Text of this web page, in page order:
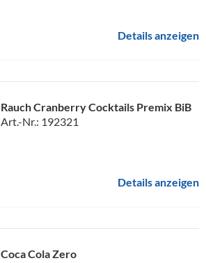
Details anzeigen
Rauch Cranberry Cocktails Premix BiB
Art.-Nr.: 192321
Details anzeigen
Coca Cola Zero